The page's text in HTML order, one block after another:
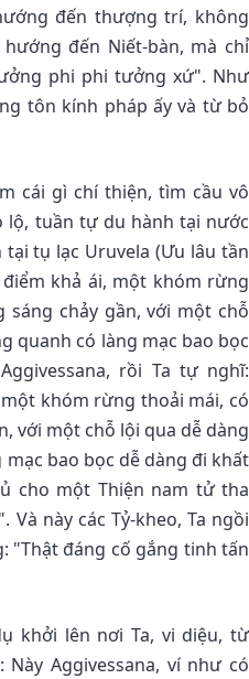
đến thượng trí, không
đến Niết-bàn, mà chỉ
phi phi tưởng xứ". Như
tôn kính pháp ấy và từ bỏ
cái gì chí thiện, tìm cầu vô
tuần tự du hành tại nước
tụ lạc Uruvela (Ưu lâu tần
điểm khả ái, một khóm rừng
chảy gần, với một chỗ
quanh có làng mạc bao bọc
rồi Ta tự nghĩ:
khóm rừng thoải mái, có
với một chỗ lội qua dễ dàng
bao bọc dễ dàng đi khất
cho một Thiện nam tử tha
này các Tỷ-kheo, Ta ngồi
"Thật đáng cố gắng tinh tấn
khởi lên nơi Ta, vi diệu, từ
Aggivessana, ví như có